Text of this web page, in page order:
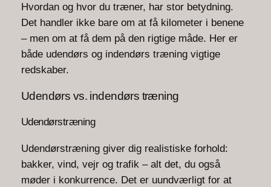
Hvordan og hvor du træner, har stor betydning.
Det handler ikke bare om at få kilometer i benene
– men om at få dem på den rigtige måde. Her er
både udendørs og indendørs træning vigtige
redskaber.
Udendørs vs. indendørs træning
Udendørstræning
Udendørstræning giver dig realistiske forhold:
bakker, vind, vejr og trafik – alt det, du også
møder i konkurrence. Det er uundværligt for at